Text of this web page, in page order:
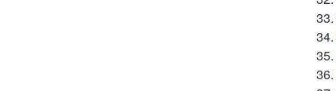
33.
34.
35.
36.